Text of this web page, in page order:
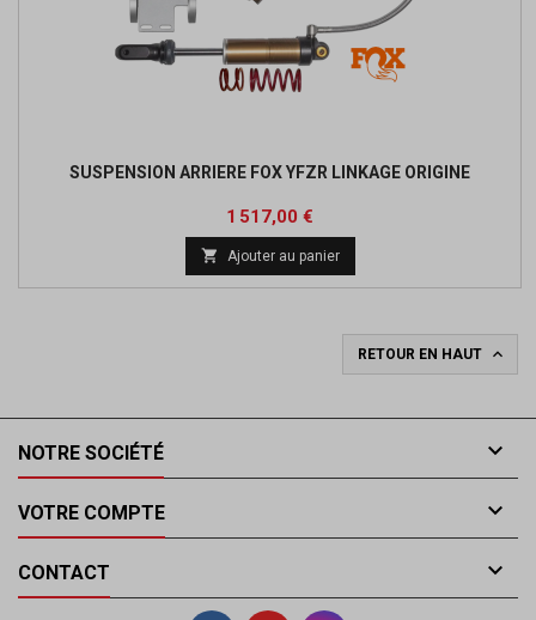
SUSPENSION ARRIERE FOX YFZR LINKAGE ORIGINE
Prix
1 517,00 €
 Ajouter au panier
RETOUR EN HAUT 
NOTRE SOCIÉTÉ 
VOTRE COMPTE 
CONTACT 